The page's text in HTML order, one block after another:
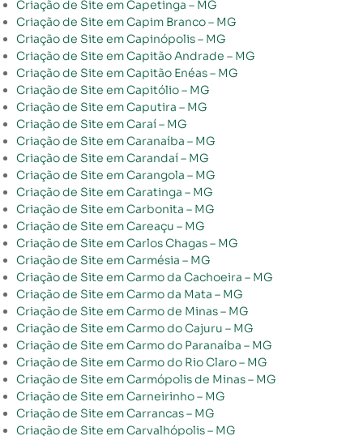
Criação de Site em Capetinga – MG
Criação de Site em Capim Branco – MG
Criação de Site em Capinópolis – MG
Criação de Site em Capitão Andrade – MG
Criação de Site em Capitão Enéas – MG
Criação de Site em Capitólio – MG
Criação de Site em Caputira – MG
Criação de Site em Caraí – MG
Criação de Site em Caranaíba – MG
Criação de Site em Carandaí – MG
Criação de Site em Carangola – MG
Criação de Site em Caratinga – MG
Criação de Site em Carbonita – MG
Criação de Site em Careaçu – MG
Criação de Site em Carlos Chagas – MG
Criação de Site em Carmésia – MG
Criação de Site em Carmo da Cachoeira – MG
Criação de Site em Carmo da Mata – MG
Criação de Site em Carmo de Minas – MG
Criação de Site em Carmo do Cajuru – MG
Criação de Site em Carmo do Paranaíba – MG
Criação de Site em Carmo do Rio Claro – MG
Criação de Site em Carmópolis de Minas – MG
Criação de Site em Carneirinho – MG
Criação de Site em Carrancas – MG
Criação de Site em Carvalhópolis – MG